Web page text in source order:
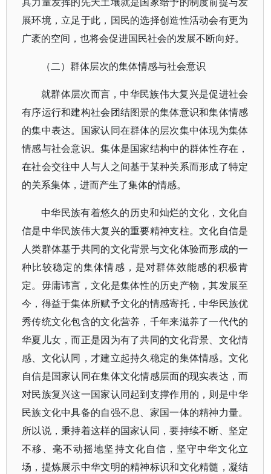
展环境，立足于此，国民的选择创造性活动会有更为
广袤的空间，也将会促进国民社会的发展不断向好。
（二）群体层次的集体情感与社会意识
就群体层次而言，中华民族伟大复兴是促进社会
有序运行和建构社会团结图景的集体意识和集体情感
的集中表达。国家认同在群体的层次集中体现为集体
情感与社会意识。集体是国家结构中的群体性存在，
在社会交往中人与人之间基于某种关系而形成了特定
的关系集体，进而产生了集体的情感。
中华民族有着悠久的历史和灿烂的文化，文化自
信是中华民族伟大复兴的重要精神支柱。文化自信是
人类群体基于共同的文化背景与文化体验而形成的一
种比较稳定的集体情感，是对群体效能感的积极肯
定。毋庸讳言，文化是集体性的历史产物，其发展至
今，得益于集体所赋予文化的情感寄托，中华民族优
秀传统文化包含的文化营养，千年来滋养了一代代的
华夏儿女，而正是因为有了共同的文化背景、文化情
感、文化认同，才建立起持久稳定的集体情感。文化
自信是国家认同在集体文化情感层面的现实表达，而
对民族复兴这一国家认同起到支撑作用的，则是中华
民族文化中具备的自强不息、家国一体的精神力量。
所以说，秉持着这样的国家认同，要持续不断、坚定
不移、毫不动摇地坚持文化自信，坚守中华文化立
场，提炼展示中华文明的精神标识和文化精髓，凝结